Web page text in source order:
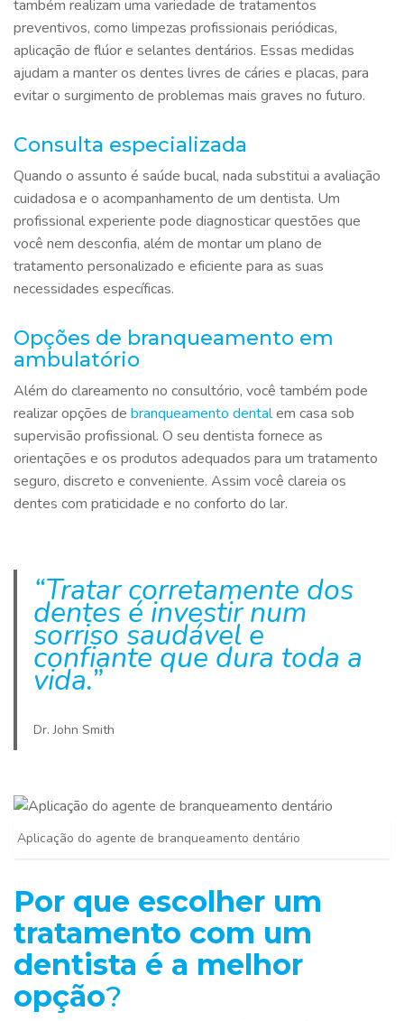
também realizam uma variedade de tratamentos
preventivos, como limpezas profissionais periódicas,
aplicação de flúor e selantes dentários. Essas medidas
ajudam a manter os dentes livres de cáries e placas, para
evitar o surgimento de problemas mais graves no futuro.
Consulta especializada
Quando o assunto é saúde bucal, nada substitui a avaliação
cuidadosa e o acompanhamento de um dentista. Um
profissional experiente pode diagnosticar questões que
você nem desconfia, além de montar um plano de
tratamento personalizado e eficiente para as suas
necessidades específicas.
Opções de branqueamento em
ambulatório
Além do clareamento no consultório, você também pode
realizar opções de branqueamento dentalem casa sob
supervisão profissional. O seu dentista fornece as
orientações e os produtos adequados para um tratamento
seguro, discreto e conveniente. Assim você clareia os
dentes com praticidade e no conforto do lar.
“Tratar corretamente dos
dentes é investir num
sorriso saudável e
confiante que dura toda a
vida.”
Dr. John Smith
Aplicação do agente de branqueamento dentário
Por que escolher um
tratamento com um
dentista é a melhor
opção?